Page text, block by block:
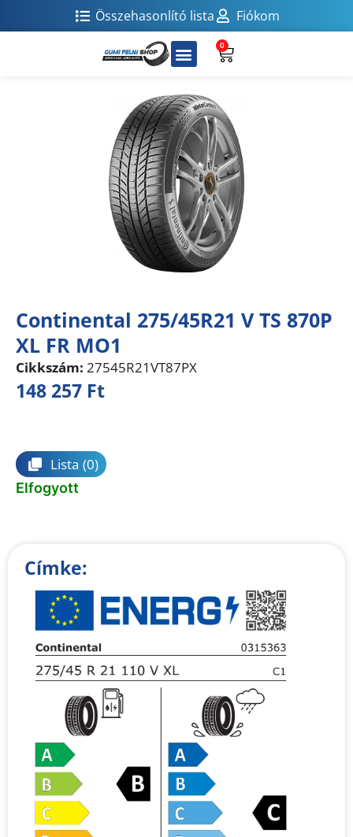
Összehasonlító lista Fiókom
0
Continental 275/45R21 V TS 870P
XL FR MO1
Cikkszám: 27545R21VT87PX
148 257 Ft
Lista (0)
Elfogyott
Címke: